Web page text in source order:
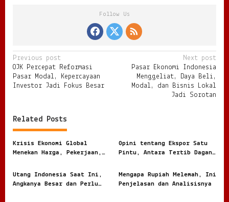
Follow Us
P
o
s
n
a
v
g
a
Previous post
OJK Percepat Reformasi
Pasar Modal, Kepercayaan
Investor Jadi Fokus Besar
Next post
Pasar Ekonomi Indonesia
Menggeliat, Daya Beli,
Modal, dan Bisnis Lokal
Jadi Sorotan
Related Posts
Krisis Ekonomi Global
Menekan Harga, Pekerjaan,
Opini tentang Ekspor Satu
Pintu, Antara Tertib Dagang
Utang Indonesia Saat Ini,
Angkanya Besar dan Perlu
Mengapa Rupiah Melemah, Ini
Penjelasan dan Analisisnya